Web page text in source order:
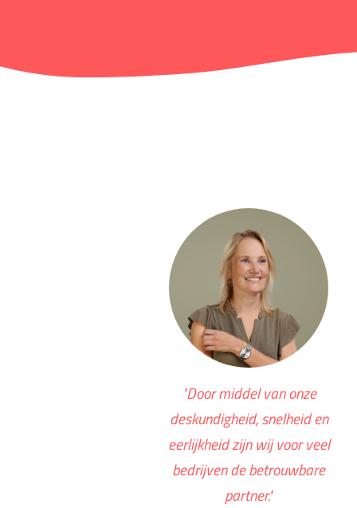
"Door middel van onze
deskundigheid, snelheid en
eerlijkheid zijn wij voor veel
bedrijven de betrouwbare
partner."